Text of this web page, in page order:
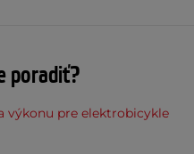
poradiť?
výkonu pre elektrobicykle